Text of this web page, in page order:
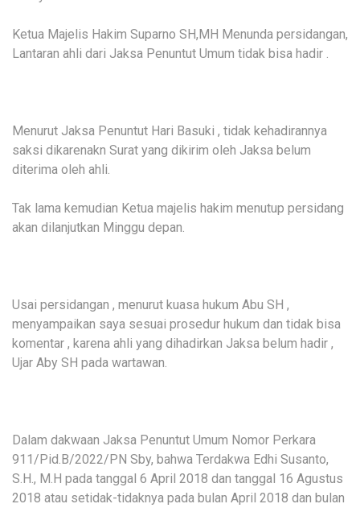
Ketua Majelis Hakim Suparno SH,MH Menunda persidangan,
Lantaran ahli dari Jaksa Penuntut Umum tidak bisa hadir .
Menurut Jaksa Penuntut Hari Basuki , tidak kehadirannya
saksi dikarenakn Surat yang dikirim oleh Jaksa belum
diterima oleh ahli.
Tak lama kemudian Ketua majelis hakim menutup persidang
akan dilanjutkan Minggu depan.
Usai persidangan , menurut kuasa hukum Abu SH ,
menyampaikan saya sesuai prosedur hukum dan tidak bisa
komentar , karena ahli yang dihadirkan Jaksa belum hadir ,
Ujar Aby SH pada wartawan.
Dalam dakwaan Jaksa Penuntut Umum Nomor Perkara
911/Pid.B/2022/PN Sby, bahwa Terdakwa Edhi Susanto,
S.H., M.H pada tanggal 6 April 2018 dan tanggal 16 Agustus
2018 atau setidak-tidaknya pada bulan April 2018 dan bulan